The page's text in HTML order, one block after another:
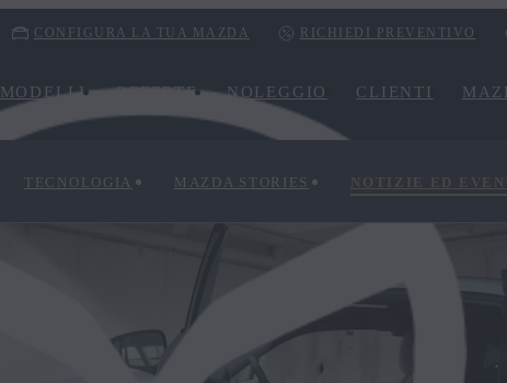
CONFIGURA LA TUA MAZDA RICHIEDI PREVENTIVO
MODELLI OFFERTE NOLEGGIO CLIENTI
TECNOLOGIA MAZDA STORIES NOTIZIE ED